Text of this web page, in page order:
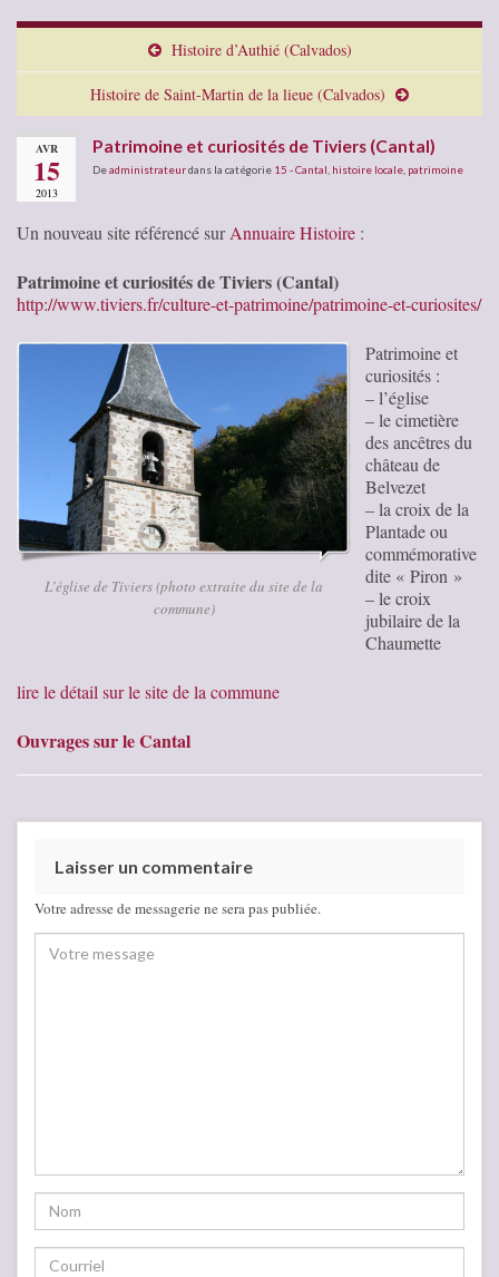
Histoire d’Authié (Calvados)
Histoire de Saint-Martin de la lieue (Calvados)
AVR
15
2013
Patrimoine et curiosités de Tiviers (Cantal)
Deadministrateurdans la catégorie 15 - Cantal histoire locale patrimoine
Un nouveau site référencé surAnnuaire Histoire :
Patrimoine et curiosités de Tiviers (Cantal)
http://www.tiviers.fr/culture-et-patrimoine/patrimoine-et-curiosites/
L’église de Tiviers (photo extraite du site de la
commune)
Patrimoine et
curiosités :
– l’église
– le cimetière
des ancêtres du
château de
Belvezet
– la croix de la
Plantade ou
commémorative
dite « Piron »
– le croix
jubilaire de la
Chaumette
lire le détail sur le site de la commune
Ouvrages sur le Cantal
Laisser un commentaire
Votre adresse de messagerie ne sera pas publiée.